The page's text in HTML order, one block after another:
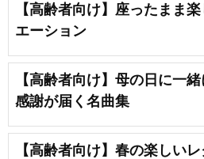
【高齢者向け】座ったまま
エーション
【高齢者向け】母の日に一
感謝が届く名曲集
【高齢者向け】春の楽しい